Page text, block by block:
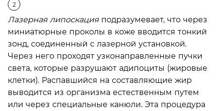
Лазерная липоскацияподразумевает, что через
миниатюрные проколы в коже вводится тонкий
зонд, соединенный с лазерной установкой.
Через него проходят узконаправленные пучки
света, которые разрушают адипоциты (жировые
клетки). Распавшийся на составляющие жир
выводится из организма естественным путем
или через специальные канюли. Эта процедура